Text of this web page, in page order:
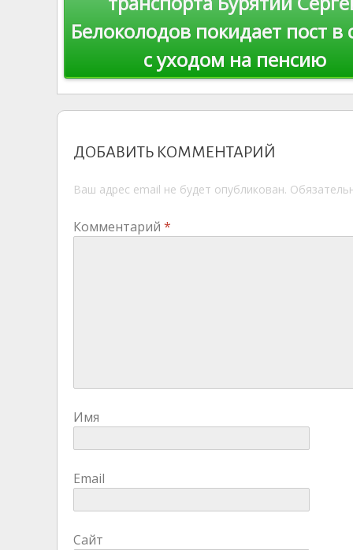
ki
записям
Белоколодов покидает пост в
с уходом на пенсию
ДОБАВИТЬ КОММЕНТАРИЙ
Ваш адрес email не будет опубликован.
Комментарий *
Имя
Email
Сайт